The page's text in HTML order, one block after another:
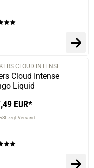
CLOUD INTENSE
Cloud Intense
Liquid
EUR*
zzgl. Versand